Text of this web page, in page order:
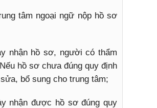
tâm ngoại ngữ nộp hồ sơ
nhận hồ sơ, người có thẩm
hồ sơ chưa đúng quy định
bổ sung cho trung tâm;
nhận được hồ sơ đúng quy